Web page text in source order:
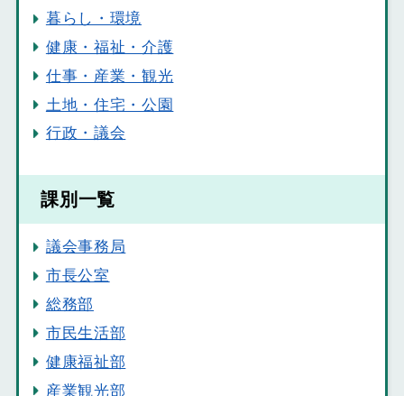
暮らし・環境
健康・福祉・介護
仕事・産業・観光
土地・住宅・公園
行政・議会
課別一覧
議会事務局
市長公室
総務部
市民生活部
健康福祉部
産業観光部